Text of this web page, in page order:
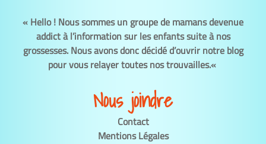
« Hello! Nous sommes un groupe de mamans devenue
addict à l’information sur les enfants suite à nos
grossesses.Nous avons donc décidé d’ouvrir notre blog
pour vous relayer toutes nos trouvailles.«
Nous joindre
Contact
Mentions Légales